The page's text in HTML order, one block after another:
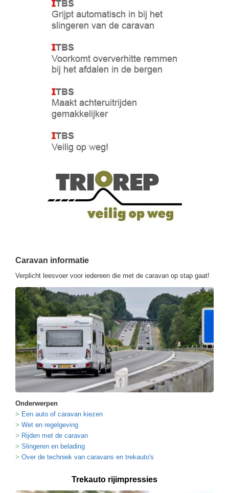
Caravan informatie
Verplicht leesvoer voor iedereen die met de caravan op stap gaat!
Onderwerpen
Een auto of caravan kiezen
Wet en regelgeving
Rijden met de caravan
Slingeren en belading
Over de techniek van caravans en trekauto's
Trekauto rijimpressies